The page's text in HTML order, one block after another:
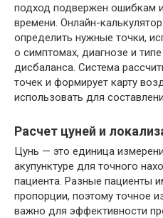
подход подвержен ошибкам и
времени. Онлайн-
определить нужные точки,
о симптомах, диагнозе и
дисбаланса. Система
точек и формирует карту
использовать для
Расчет цуней и
Цунь — это единица
акупунктуре для точного
пациента. Разные пациенты
пропорции, поэтому точное
важно для эффективности